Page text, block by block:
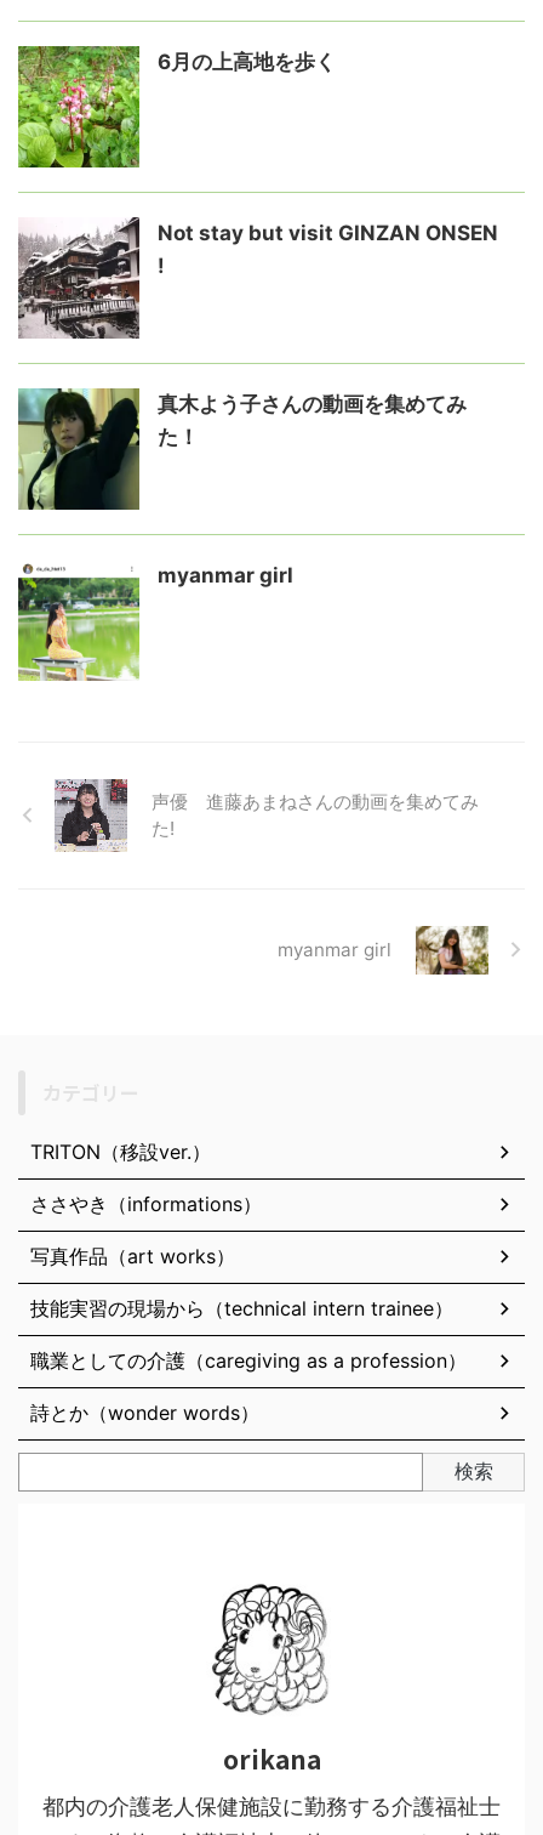
6月の上高地を歩く
Not stay but visit GINZAN ONSEN
!
真木よう子さんの動画を集めてみ
た！
myanmar girl
声優 進藤あまねさんの動画を集めてみ
た!
myanmar girl
TRITON（移設ver.）
ささやき（informations）
写真作品（art works）
技能実習の現場から（technical intern trainee）
職業としての介護（caregiving as a profession）
詩とか（wonder words）
検索
orikana
都内の介護老人保健施設に勤務する介護福祉士